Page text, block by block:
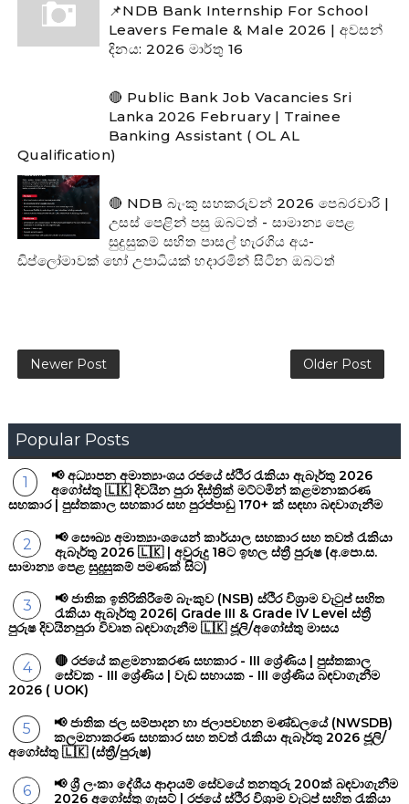
📌NDB Bank Internship For School
Leavers Female & Male 2026 | අවසන්
දිනය: 2026 මාර්තු 16
🔴 Public Bank Job Vacancies Sri
Lanka 2026 February | Trainee
Banking Assistant ( OL AL
Qualification)
🔴 NDB බැංකු සහකරුවන් 2026 පෙබරවාරි |
උසස් පෙළින් පසු ඔබටත් - සාමාන්‍ය පෙළ
සුදුසුකම් සහිත පාසල් හැරගිය අය-
ඩිප්ලෝමාවක් හෝ උපාධියක් හදාරමින් සිටින ඔබටත්
Newer Post Older Post
Popular Posts
📢 අධ්‍යාපන අමාත්‍යාංශය රජයේ ස්ථිර රැකියා ඇබෑර්තු 2026
අගෝස්තු 🇱🇰 දිවයින පුරා දිස්ත්‍රික් මට්ටමින් කළමනාකරණ
සහකාර | පුස්තකාල සහකාර සහ පුරප්පාඩු 170+ ක් සඳහා බඳවාගැනීම
📢 සෞඛ්‍ය අමාත්‍යාංශයෙන් කාර්යාල සහකාර සහ තවත් රැකියා
ඇබෑර්තු 2026 🇱🇰 | අවුරුදු 18ට ඉහල ස්ත්‍රී පුරුෂ (අ.පො.ස.
සාමාන්‍ය පෙළ සුදුසුකම් පමණක් සිට)
📢 ජාතික ඉතිරිකිරීමේ බැංකුව (NSB) ස්ථිර විශ්‍රාම වැටුප් සහිත
රැකියා ඇබෑර්තු 2026| Grade III & Grade IV Level ස්ත්‍රී
පුරුෂ දිවයිනපුරා විවෘත බඳවාගැනීම 🇱🇰 ජූලි/අගෝස්තු මාසය
🔴 රජයේ කළමනාකරණ සහකාර - III ශ්‍රේණිය | පුස්තකාල
සේවක - III ශ්‍රේණිය | වැඩ සහායක - III ශ්‍රේණිය බඳවාගැනීම
2026 ( UOK)
📢 ජාතික ජල සම්පාදන හා ජලාපවහන මණ්ඩලයේ (NWSDB)
කලමනාකරණ සහකාර සහ තවත් රැකියා ඇබෑර්තු 2026 ජූලි/
අගෝස්තු 🇱🇰 (ස්ත්‍රී/පුරුෂ)
📢 ශ්‍රී ලංකා දේශීය ආදායම් සේවයේ තනතුරු 200ක් බඳවාගැනීම
2026 අගෝස්තු ගැසට් | රජයේ ස්ථිර විශ්‍රාම වැටුප් සහිත රැකියා